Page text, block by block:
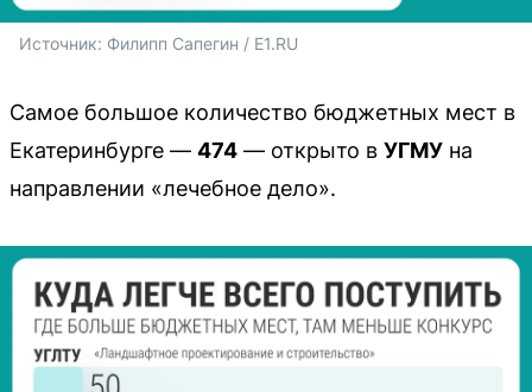
Источник: Филипп Сапегин / E1.RU
Самое большое количество бюджетных мест в
Екатеринбурге — 474 — открыто в УГМУ на
направлении «лечебное дело».